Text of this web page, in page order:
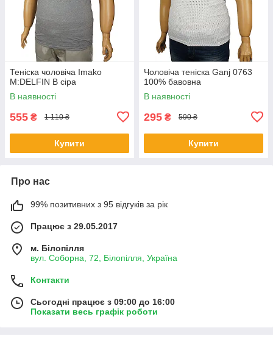
Теніска чоловіча Imako
M:DELFIN В сіра
В наявності
555 ₴ 1 110 ₴
Купити
Чоловіча теніска Ganj 0763
100% бавовна
В наявності
295 ₴ 590 ₴
Купити
Про нас
99% позитивних з 95 відгуків за рік
Працює з 29.05.2017
м. Білопілля
вул. Соборна, 72, Білопілля, Україна
Контакти
Сьогодні працює з 09:00 до 16:00
Показати весь графік роботи